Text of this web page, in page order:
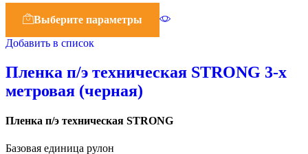
Выберите параметры
Добавить в список
Пленка п/э техническая STRONG 3-х
метровая (черная)
Пленка п/э техническая STRONG
Базовая единица рулон